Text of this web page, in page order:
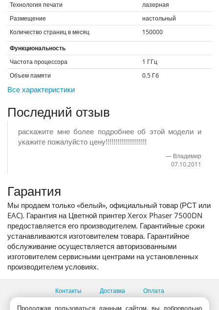
Технология печати
лазерная
Размещение
настольный
Количество страниц в месяц
150000
Функциональность
Частота процессора
1 ГГц
Объем памяти
0.5 Гб
Все характеристики
Последний отзыв
раскажите мне более подробнее об этой модели и
укажите пожалуйсто цену!!!!!!!!!!!!!!!!!!!!!
Владимир
07.10.2011
Гарантия
Мы продаем только «белый», официальный товар (РСТ или
EAC). Гарантия на Цветной принтер Xerox Phaser 7500DN
предоставляется его производителем. Гарантийные сроки
устанавливаются изготовителем товара. Гарантийное
обслуживание осуществляется авторизованными
изготовителем сервисными центрами на установленных
производителем условиях.
Контакты Доставка Оплата
Все пункты выдачи
Продолжая пользоваться данным сайтом, вы добровольно